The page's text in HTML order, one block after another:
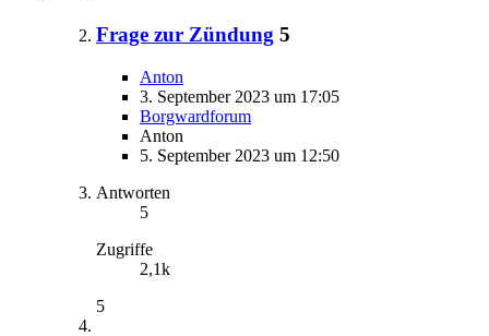
Frage zur Zündung 5
Anton
3. September 2023 um 17:05
Borgwardforum
Anton
5. September 2023 um 12:50
Antworten
5
Zugriffe
2,1k
5